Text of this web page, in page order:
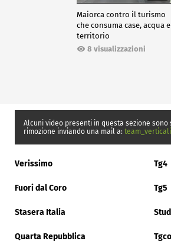
Maiorca contro il turismo
che consuma case, acqua e
territorio
8 visualizzazioni
Alcuni video presenti in questa sezione
rimozione inviando una mail a:
Verissimo Tg4
Fuori dal Coro Tg5
Stasera Italia
Quarta Repubblica